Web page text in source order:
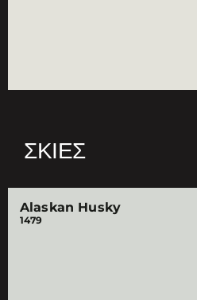
ΣΚΙΈΣ
Alaskan Husky
1479